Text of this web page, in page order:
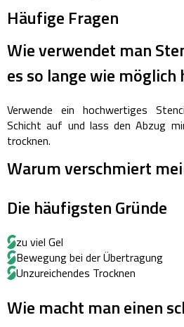
Häufige Fragen
Wie verwendet man
es so lange wie möglich
Verwende ein hochwertiges
Schicht auf und lass den Abzug
trocknen.
Warum verschmiert
Die häufigsten Gründe
zu viel Gel
Bewegung bei der Übertragung
Unzureichendes Trocknen
Wie macht man einen